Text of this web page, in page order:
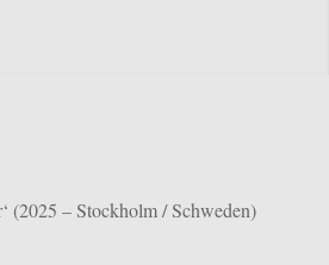
(2025 – Stockholm / Schweden)